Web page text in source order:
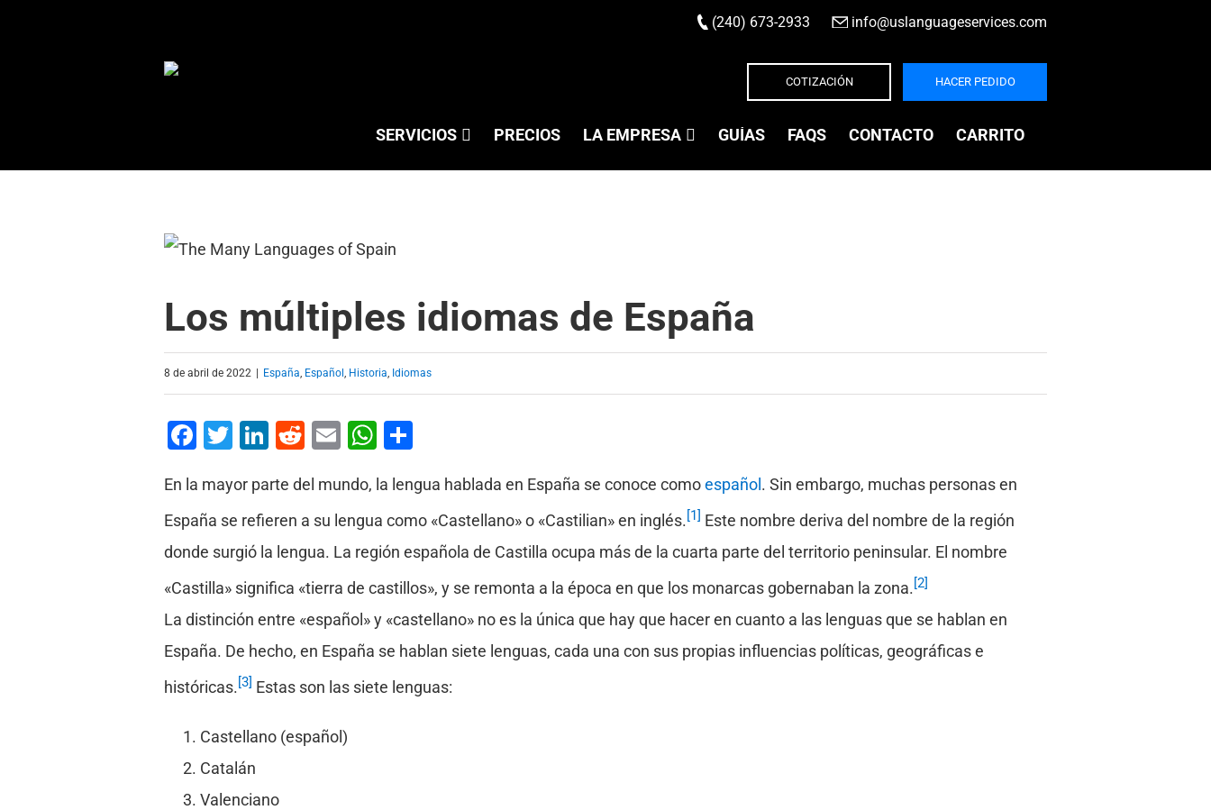
(240) 673-2933 info@uslanguageservices.com
COTIZACIÓN HACER PEDIDO
SERVICIOS PRECIOS LA EMPRESA GUÍAS FAQS CONTACTO CARRITO
Los múltiples idiomas de España
8 de abril de 2022 España, Español , Historia, Idiomas
Facebook
Twitter
LinkedIn
Reddit
EmailWhatsApp
En la mayor parte del mundo, la lengua hablada en España se conoce comoespañol. Sin embargo, muchas personas en
España se refieren a su lengua como «Castellano» o «Castilian» en inglés.[1] Este nombre deriva del nombre de la región
donde surgió la lengua. La región española de Castilla ocupa más de la cuarta parte del territorio peninsular. El nombre
«Castilla» significa «tierra de castillos», y se remonta a la época en que los monarcas gobernaban la zona.[2]
La distinción entre «español» y «castellano» no es la única que hay que hacer en cuanto a las lenguas que se hablan en
España. De hecho, en España se hablan siete lenguas, cada una con sus propias influencias políticas, geográficas e
históricas.[3] Estas son las siete lenguas:
Castellano (español)
Catalán
Valenciano